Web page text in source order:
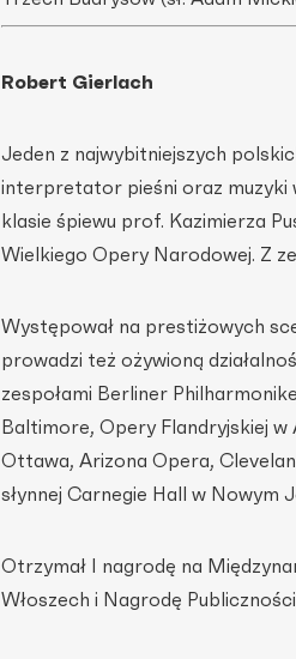
Robert Gierlach
Jeden z najwybitniejszych
interpretator pieśni oraz muzyki
klasie śpiewu prof. Kazimierza
Wielkiego Opery Narodowej. Z
Występował na prestiżowych
prowadzi też ożywioną
zespołami Berliner
Baltimore, Opery Flandryjskiej
Ottawa, Arizona Opera,
słynnej Carnegie Hall w Nowym
Otrzymał I nagrodę na
Włoszech i Nagrodę